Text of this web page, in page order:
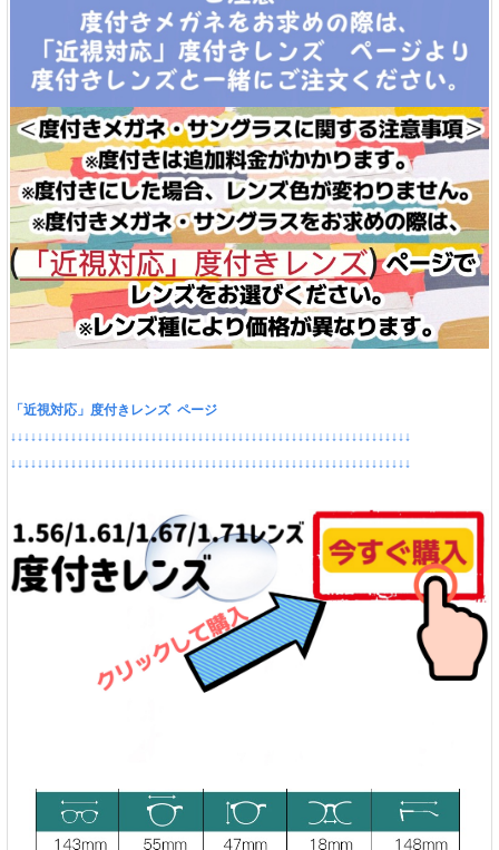
「近視対応」度付きレンズ ページ
↓↓↓↓↓↓↓↓↓↓↓↓↓↓↓↓↓↓↓↓↓↓↓↓↓↓↓↓↓↓↓↓↓↓↓↓↓↓↓↓↓↓↓↓↓↓↓↓↓↓↓↓↓↓↓↓↓↓↓↓
↓↓↓↓↓↓↓↓↓↓↓↓↓↓↓↓↓↓↓↓↓↓↓↓↓↓↓↓↓↓↓↓↓↓↓↓↓↓↓↓↓↓↓↓↓↓↓↓↓↓↓↓↓↓↓↓↓↓↓↓